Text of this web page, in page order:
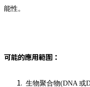
能性。
可能的應用範圍：
生物聚合物(DNA 或